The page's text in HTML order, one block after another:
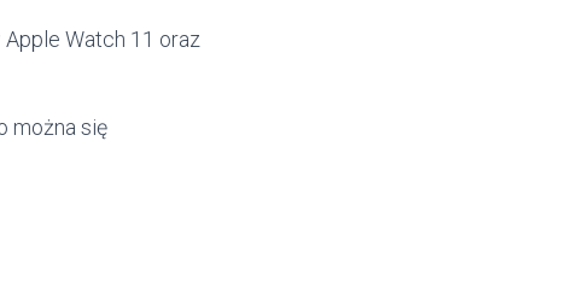
Watch 11 oraz
można się